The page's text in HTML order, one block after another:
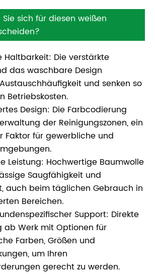
sich für diesen weißen
Haltbarkeit: Die verstärkte
das waschbare Design
und senken so
Betriebskosten.
Design: Die Farbcodierung
der Reinigungszonen, ein
Faktor für gewerbliche und
Leistung: Hochwertige Baumwolle
Saugfähigkeit und
auch beim täglichen Gebrauch in
Bereichen.
Support: Direkte
ab Werk mit Optionen für
Farben, Größen und
um Ihren
gerecht zu werden.